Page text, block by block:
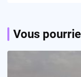
Vous